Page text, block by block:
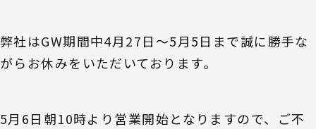
弊社はGW期間中4月27日〜5月5日まで誠に勝手な
がらお休みをいただいております。
5月6日朝10時より営業開始となりますので、ご不